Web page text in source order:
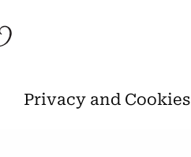
Privacy and Cookies